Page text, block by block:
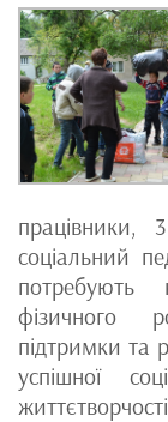
працівники,
соціальний
потребують
фізичного
підтримки та
успішної